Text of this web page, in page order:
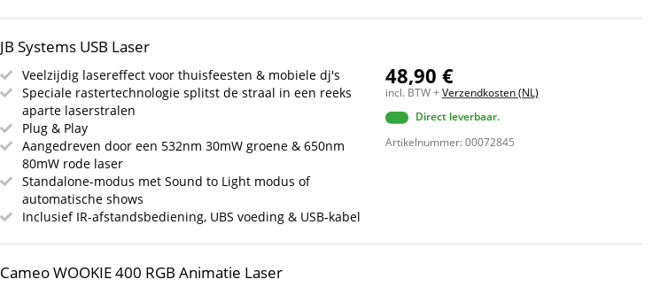
JB Systems USB Laser
Veelzijdig lasereffect voor thuisfeesten & mobiele dj's
Speciale rastertechnologie splitst de straal in een reeks
aparte laserstralen
Plug & Play
Aangedreven door een 532nm 30mW groene & 650nm
80mW rode laser
Standalone-modus met Sound to Light modus of
automatische shows
Inclusief IR-afstandsbediening, UBS voeding & USB-kabel
48,90 €
incl. BTW +Verzendkosten (NL)
Direct leverbaar.
Artikelnummer: 00072845
Cameo WOOKIE 400 RGB Animatie Laser